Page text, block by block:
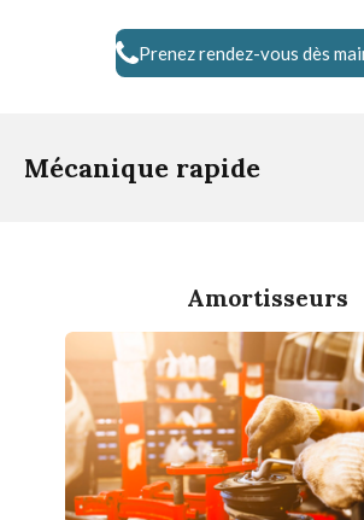
Prenez rendez-vous dès
Mécanique rapide
Amortisseurs